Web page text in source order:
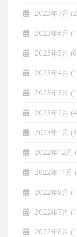
2023年7月
2023年6月
2023年5月
2023年4月
2023年3月
2023年2月
2023年1月
2022年12月
2022年11月
2022年8月
2022年7月
2022年6月